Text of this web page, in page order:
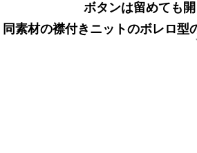
ボタンは留めても
同素材の襟付きニットのボレロ型